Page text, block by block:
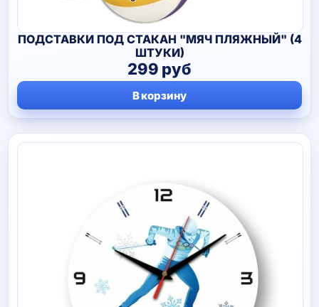
ПОДСТАВКИ ПОД СТАКАН "МЯЧ ПЛЯЖНЫЙ" (4
ШТУКИ)
299 руб
В корзину